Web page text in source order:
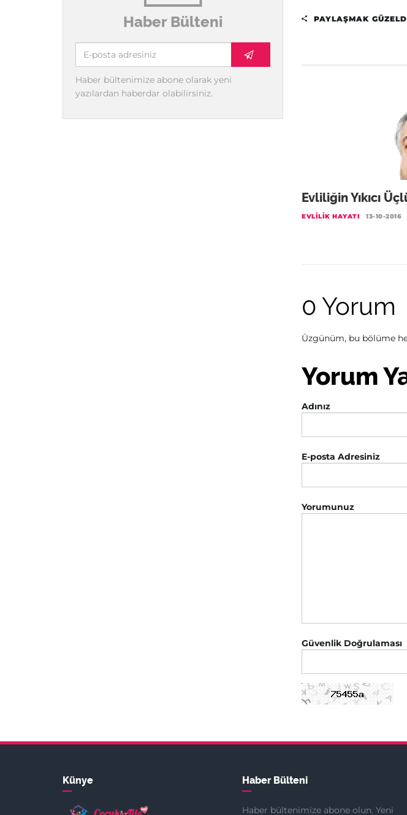
Haber Bülteni
Haber bültenimize abone olarak yeni
yazılardan haberdar olabilirsiniz.
PAYLAŞMAK
Evliliğin Yıkıcı
EVLILIK HAYATI 13-10-2016
0 Yorum
Üzgünüm, bu bölüme
Yorum
Adınız
E-posta Adresiniz
Yorumunuz
Güvenlik Doğrulaması
Künye Haber Bülteni
Haber bültenimize abone olun. Yeni